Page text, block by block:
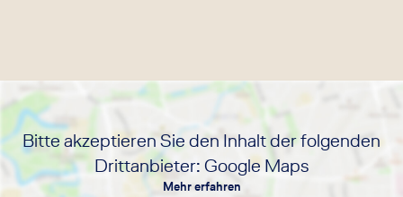
Bitte akzeptieren Sie den Inhalt der folgenden
Drittanbieter: Google Maps
Mehr erfahren